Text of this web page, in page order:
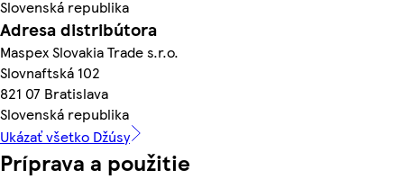
Slovenská republika
Adresa distribútora
Maspex Slovakia Trade s.r.o.
Slovnaftská 102
821 07 Bratislava
Slovenská republika
Ukázať všetko Džúsy
Príprava a použitie